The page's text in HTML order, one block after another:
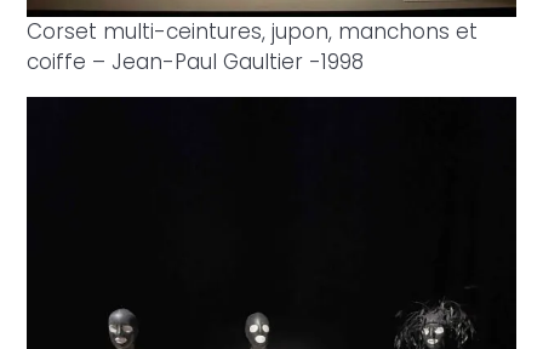
Corset multi-ceintures, jupon, manchons et
coiffe – Jean-Paul Gaultier -1998